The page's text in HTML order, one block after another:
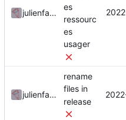
julienfastre
es
ressourc
es
usager
julienfastre
rename
files in
release